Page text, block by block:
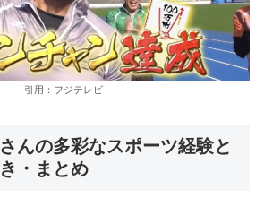
引用：フジテレビ
んの多彩なスポーツ経験と
・まとめ